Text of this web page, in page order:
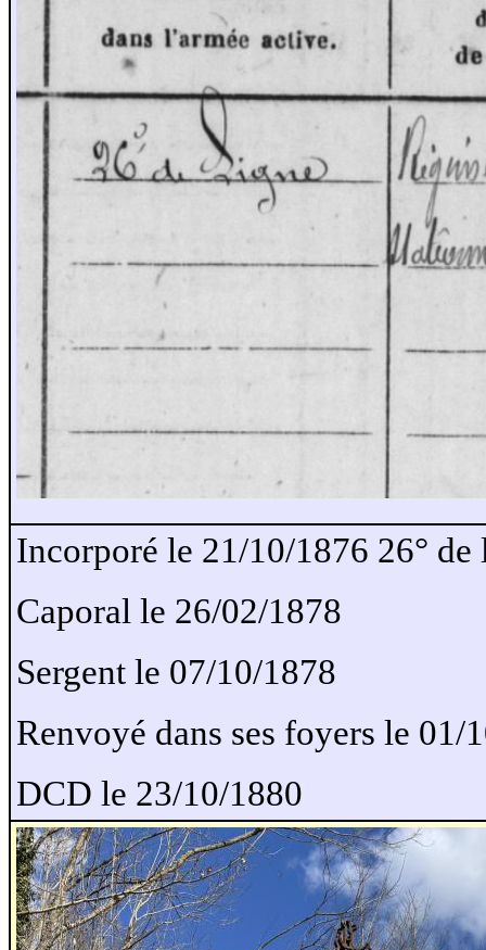
Incorporé le 21/10/1876 26°
Caporal le 26/02/1878
Sergent le 07/10/1878
Renvoyé dans ses foyers le 01/
DCD le 23/10/1880